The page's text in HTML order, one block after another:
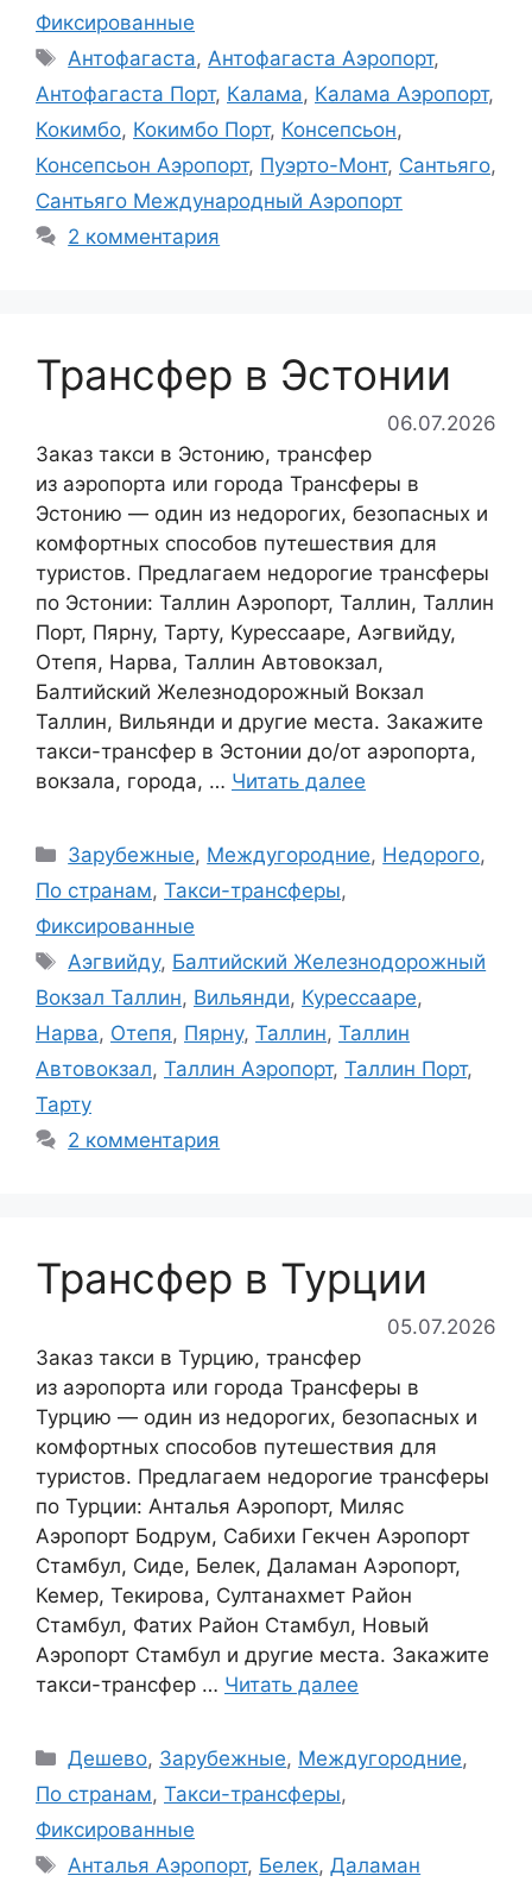
Фиксированные
Метки
Антофагаста, Антофагаста Аэропорт,
Антофагаста Порт, Калама, Калама Аэропорт,
Кокимбо, Кокимбо Порт, Консепсьон,
Консепсьон Аэропорт, Пуэрто-Монт, Сантьяго,
Сантьяго Международный Аэропорт
2 комментария
Трансфер в Эстонии
06.07.2026
Заказ такси в Эстонию, трансфер
из аэропорта или города Трансферы в
Эстонию — один из недорогих, безопасных и
комфортных способов путешествия для
туристов. Предлагаем недорогие трансферы
по Эстонии: Таллин Аэропорт, Таллин, Таллин
Порт, Пярну, Тарту, Курессааре, Аэгвийду,
Отепя, Нарва, Таллин Автовокзал,
Балтийский Железнодорожный Вокзал
Таллин, Вильянди и другие места. Закажите
такси-трансфер в Эстонии до/от аэропорта,
вокзала, города, … Читать далее
Рубрики
Зарубежные, Междугородние, Недорого,
По странам, Такси-трансферы,
Фиксированные
Метки
Аэгвийду, Балтийский Железнодорожный
Вокзал Таллин, Вильянди, Курессааре,
Нарва, Отепя, Пярну, Таллин, Таллин
Автовокзал, Таллин Аэропорт, Таллин Порт,
Тарту
2 комментария
Трансфер в Турции
05.07.2026
Заказ такси в Турцию, трансфер
из аэропорта или города Трансферы в
Турцию — один из недорогих, безопасных и
комфортных способов путешествия для
туристов. Предлагаем недорогие трансферы
по Турции: Анталья Аэропорт, Миляс
Аэропорт Бодрум, Сабихи Гекчен Аэропорт
Стамбул, Сиде, Белек, Даламан Аэропорт,
Кемер, Текирова, Султанахмет Район
Стамбул, Фатих Район Стамбул, Новый
Аэропорт Стамбул и другие места. Закажите
такси-трансфер … Читать далее
Рубрики
Дешево, Зарубежные, Междугородние,
По странам, Такси-трансферы,
Фиксированные
Метки
Анталья Аэропорт, Белек,Даламан